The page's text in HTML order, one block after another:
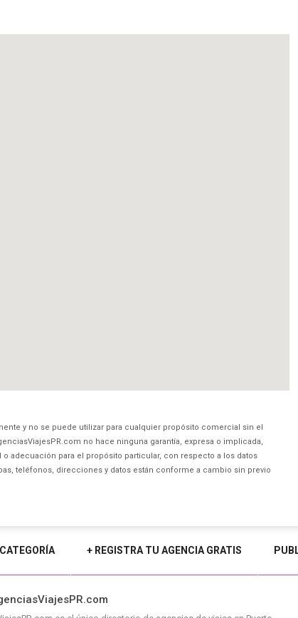
y no se puede utilizar para cualquier propósito comercial sin el
no hace ninguna garantía, expresa o implicada,
adecuación para el propósito particular, con respecto a los datos
teléfonos, direcciones y datos están conforme a cambio sin previo
+ REGISTRA TU AGENCIA GRATIS